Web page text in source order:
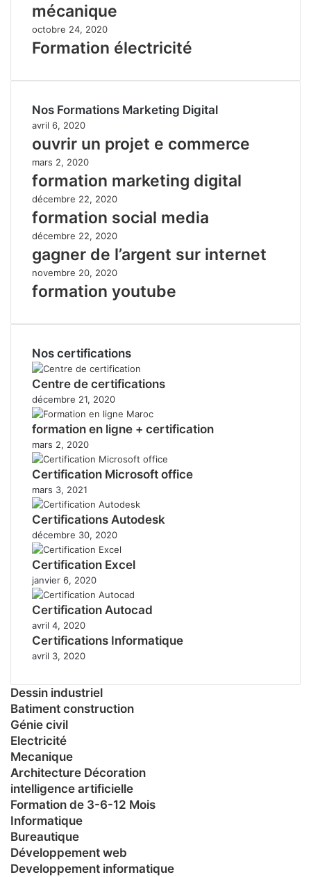
mécanique
octobre 24, 2020
Formation électricité
Nos Formations Marketing Digital
avril 6, 2020
ouvrir un projet e commerce
mars 2, 2020
formation marketing digital
décembre 22, 2020
formation social media
décembre 22, 2020
gagner de l’argent sur internet
novembre 20, 2020
formation youtube
Nos certifications
Centre de certifications
décembre 21, 2020
formation en ligne + certification
mars 2, 2020
Certification Microsoft office
mars 3, 2021
Certifications Autodesk
décembre 30, 2020
Certification Excel
janvier 6, 2020
Certification Autocad
avril 4, 2020
Certifications Informatique
avril 3, 2020
Dessin industriel
Batiment construction
Génie civil
Electricité
Mecanique
Architecture Décoration
intelligence artificielle
Formation de 3-6-12 Mois
Informatique
Bureautique
Développement web
Developpement informatique